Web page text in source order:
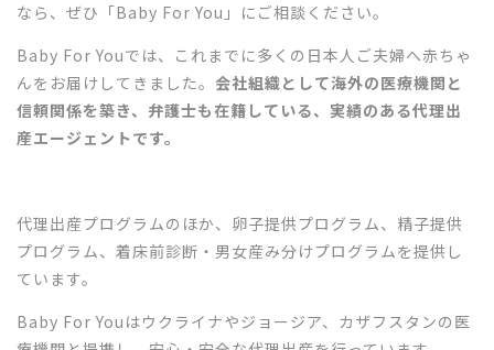
なら、ぜひ「Baby For You」にご相談ください。
Baby For Youでは、これまでに多くの日本人ご夫婦へ赤ちゃ
んをお届けしてきました。 会社組織として海外の医療機関と
信頼関係を築き、弁護士も在籍している、実績のある代理出
産エージェントです。
代理出産プログラムのほか、卵子提供プログラム、精子提供
プログラム、着床前診断・男女産み分けプログラムを提供し
ています。
Baby For Youはウクライナやジョージア、カザフスタンの医